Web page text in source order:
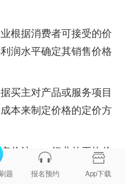
据消费者可接受的价
润水平确定其销售价格
主对产品或服务项目
本来制定价格的定价方
价法——行业的平均价
的定价方法。
题 报名预约 App下载